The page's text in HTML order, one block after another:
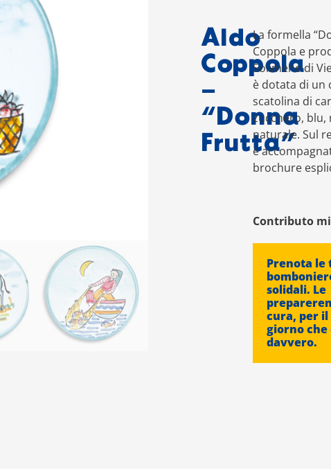
Aldo
Coppola
–
“Donna
Frutta”
La formella
Coppola e
Solimene di
è dotata di un
scatolina di
zucchero, blu,
naturale. Sul
è
brochure
Contributo
Prenota le
solidali. Le
cura, per il
giorno che
davvero.